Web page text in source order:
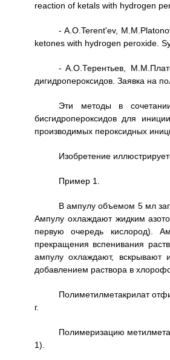
reaction of ketals with hydrogen
- A.O.Terent'ev,
ketones with hydrogen peroxide.
- A.O.Терентьев,
дигидропероксидов. Заявка на
Эти методы в
бисгидропероксидов для
производимых пероксидных
Изобретение
Пример 1.
В ампулу объемом 5 мл
Ампулу охлаждают жидким
первую очередь кислород).
прекращения вспенивания
ампулу охлаждают,
добавлением раствора в
Полиметилметакрилат
г.
Полимеризацию
1).